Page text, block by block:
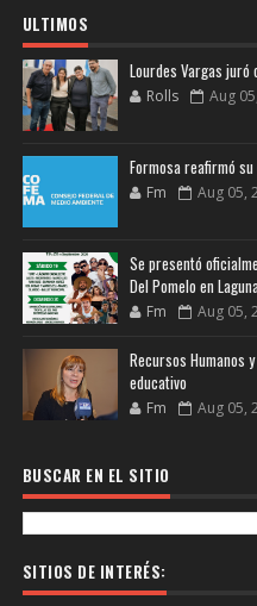
ULTIMOS
Lourdes Vargas
Rolls Aug
Formosa reafirmó
Fm Aug 05,
Se presentó
Del Pomelo en
Fm Aug 05,
Recursos Humanos
educativo
Fm Aug 05,
BUSCAR EN EL SITIO
SITIOS DE INTERÉS: